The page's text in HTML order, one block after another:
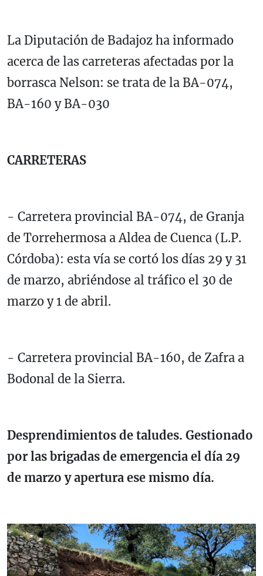
La Diputación de Badajoz ha informado
acerca de las carreteras afectadas por la
borrasca Nelson: se trata de la BA-074,
BA-160 y BA-030
CARRETERAS
- Carretera provincial BA-074, de Granja
de Torrehermosa a Aldea de Cuenca (L.P.
Córdoba): esta vía se cortó los días 29 y 31
de marzo, abriéndose al tráfico el 30 de
marzo y 1 de abril.
- Carretera provincial BA-160, de Zafra a
Bodonal de la Sierra.
Desprendimientos de taludes. Gestionado
por las brigadas de emergencia el día 29
de marzo y apertura ese mismo día.